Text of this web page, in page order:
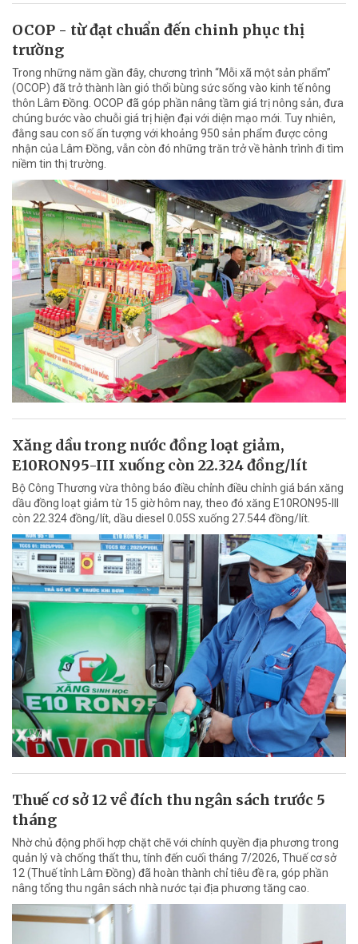
OCOP - từ đạt chuẩn đến chinh phục thị
trường
Trong những năm gần đây, chương trình “Mỗi xã một sản phẩm”
(OCOP) đã trở thành làn gió thổi bùng sức sống vào kinh tế nông
thôn Lâm Đồng. OCOP đã góp phần nâng tầm giá trị nông sản, đưa
chúng bước vào chuỗi giá trị hiện đại với diện mạo mới. Tuy nhiên,
đằng sau con số ấn tượng với khoảng 950 sản phẩm được công
nhận của Lâm Đồng, vẫn còn đó những trăn trở về hành trình đi tìm
niềm tin thị trường.
Xăng dầu trong nước đồng loạt giảm,
E10RON95-III xuống còn 22.324 đồng/lít
Bộ Công Thương vừa thông báo điều chỉnh điều chỉnh giá bán xăng
dầu đồng loạt giảm từ 15 giờ hôm nay, theo đó xăng E10RON95-III
còn 22.324 đồng/lít, dầu diesel 0.05S xuống 27.544 đồng/lít.
Thuế cơ sở 12 về đích thu ngân sách trước 5
tháng
Nhờ chủ động phối hợp chặt chẽ với chính quyền địa phương trong
quản lý và chống thất thu, tính đến cuối tháng 7/2026, Thuế cơ sở
12 (Thuế tỉnh Lâm Đồng) đã hoàn thành chỉ tiêu đề ra, góp phần
nâng tổng thu ngân sách nhà nước tại địa phương tăng cao.